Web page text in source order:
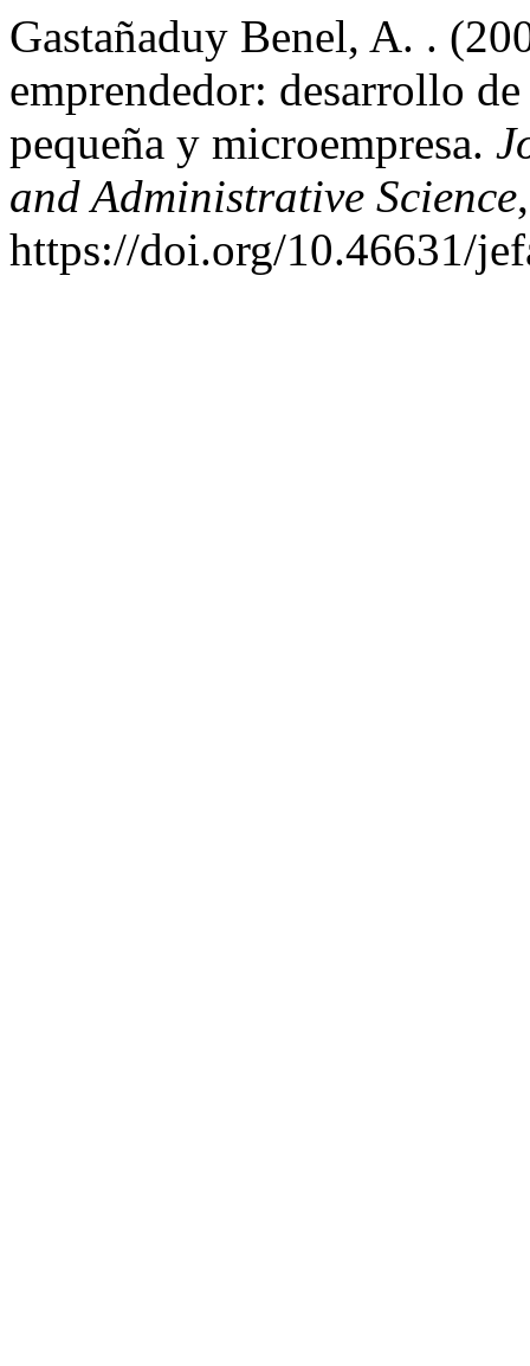
Gastañaduy Benel, A. .
emprendedor: desarrollo
pequeña y microempresa.
and Administrative Science
https://doi.org/10.46631/